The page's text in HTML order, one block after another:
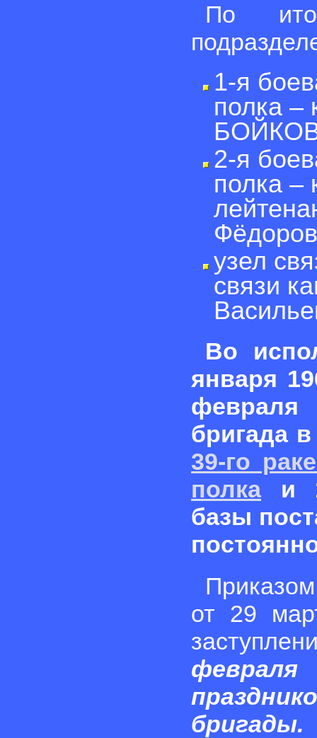
По
1-я
полка –
БОЙКОВ
2-я
полка –
узел
связи
Во
января
бригада
39-го
полка и
базы
от 29
бригады.